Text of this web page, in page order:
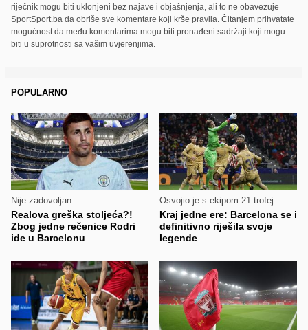
riječnik mogu biti uklonjeni bez najave i objašnjenja, ali to ne obavezuje
SportSport.ba da obriše sve komentare koji krše pravila. Čitanjem prihvatate
mogućnost da među komentarima mogu biti pronađeni sadržaji koji mogu
biti u suprotnosti sa vašim uvjerenjima.
POPULARNO
Nije zadovoljan
Realova greška stoljeća?!
Zbog jedne rečenice Rodri
ide u Barcelonu
Osvojio je s ekipom 21 trofej
Kraj jedne ere: Barcelona se i
definitivno riješila svoje
legende